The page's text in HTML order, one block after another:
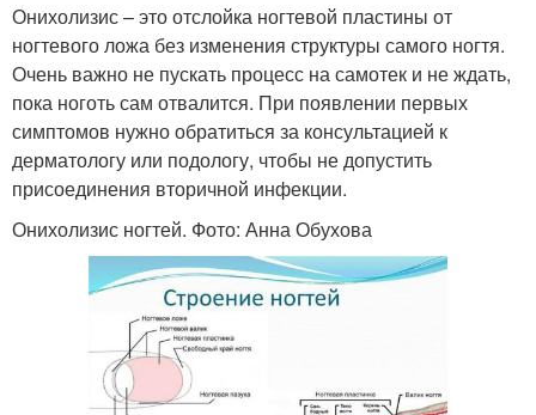
Онихолизис – это отслойка ногтевой пластины от
ногтевого ложа без изменения структуры самого ногтя.
Очень важно не пускать процесс на самотек и не ждать,
пока ноготь сам отвалится. При появлении первых
симптомов нужно обратиться за консультацией к
дерматологу или подологу, чтобы не допустить
присоединения вторичной инфекции.
Онихолизис ногтей. Фото: Анна Обухова